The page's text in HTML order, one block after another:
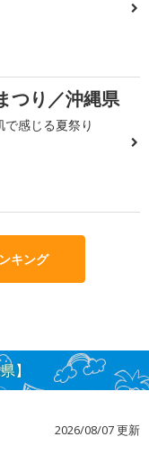
つり／沖縄県
感じる夏祭り
キング
】
2026/08/07 更新